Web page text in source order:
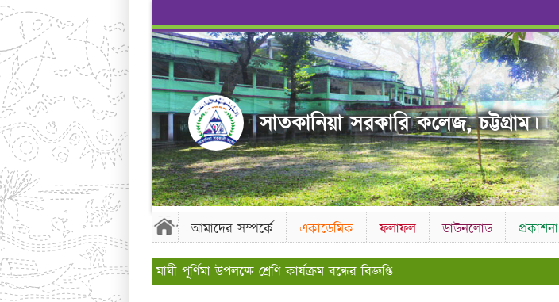
সাতকানিয়া সরকারি কলেজ, চট্টগ্রাম।
আমাদের সম্পর্কে একাডেমিক ফলাফল ডাউনলোড প্রকাশনা
মাঘী পূর্ণিমা উপলক্ষে শ্রেণি কার্যক্রম বন্ধের বিজ্ঞপ্তি